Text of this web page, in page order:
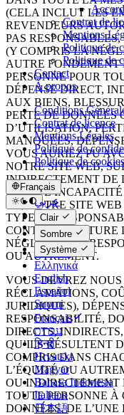
Contrat de
Mentions
Politique de
Politique de
Contact
À propos
Conditions
Contrat de licence
Mentions Légales
Politique de
Politique de cookies
Français
عربي
Català
Čeština
Dansk
Deutsch
Ελληνικά
English
Español
Suomi
Français
עברית
हिन्दी
Hrvatski
Magyar
Bahasa Indonesia
Italiano
日本語
Clair
Sombre
Système
(CELA INCLUT LES
REVENDEURS
PAS
(Y COMPRIS LA
AUTRE FONDEMENT
PERSONNE POUR
DÉPENSE DIRECT,
AUX BIENS,
PERTE DE DONNÉES
D’UTILISATION,
MANQUÉES,
VOUS AURIEZ PU
NOTRE SITE WEB,
INDIRECTEMENT DE
OU DE
EN, NOTRE SITE
TYPE DE
CONTRAT,
NÉGLIGENCE),
OU AUTREMENT.
VOUS DEVREZ
RÉCLAMATIONS,
JURIDIQUES),
RESPONSABILITÉ,
DIRECTS,
QU’ILS RÉSULTENT
COMPRIS DANS
L’ÉQUITÉ OU
OU INDIRECTEMENT
TOUTE PERSONNE
DONNÉES, DE L’UNE